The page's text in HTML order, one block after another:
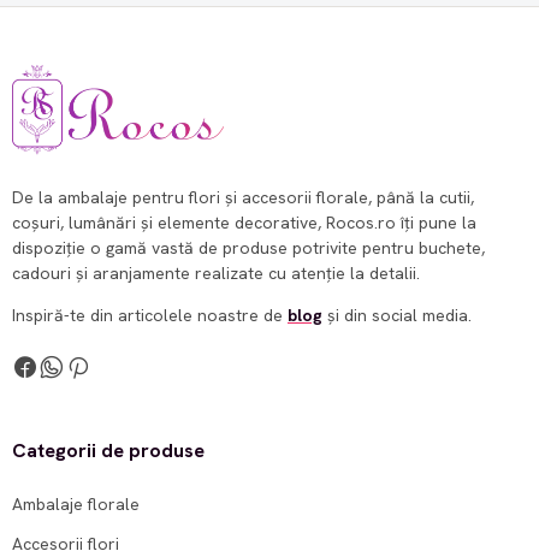
De la ambalaje pentru flori și accesorii florale, până la cutii,
coșuri, lumânări și elemente decorative, Rocos.ro îți pune la
dispoziție o gamă vastă de produse potrivite pentru buchete,
cadouri și aranjamente realizate cu atenție la detalii.
Inspiră-te din articolele noastre de blog și din social media.
Categorii de produse
Ambalaje florale
Accesorii flori